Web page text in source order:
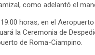
como adelantó el
horas, en el
la Ceremonia de
de Roma-Ciampino.